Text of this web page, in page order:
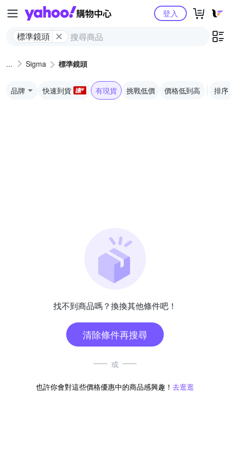
Yahoo購物中心
標準鏡頭
登入
Sigma 標準鏡頭
品牌 快速到貨 有現貨 挑戰低價 價格低到高 排序
找不到商品嗎？換換其他條件吧！
清除條件再搜尋
或
也許你會對這些價格優惠中的商品感興趣！ 去逛逛